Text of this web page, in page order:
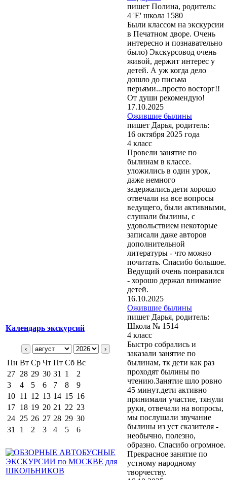
Календарь экскурсий
‹ ›
Пн Вт Ср Чт Пт Сб Вс
27 28 29 30 31 1
2
3
4 5 6 7 8
9
10 11 12 13 14 15 16
17 18 19 20 21 22 23
24 25 26 27 28 29 30
31
1 2 3 4 5 6
пишет Полина, родитель:
4 'Е' школа 1580
Были классом на экскурсии
в Печатном дворе. Очень
интересно и познавательно
было) Экскурсовод очень
живой, держит интерес у
детей. А уж когда дело
дошло до письма
перьями...просто восторг!!
От души рекомендую!
17.10.2025
Ожившие былины
пишет Дарья, родитель:
16 октября 2025 года
4 класс
Провели занятие по
былинам в классе.
уложились в один урок,
даже немного
задержались.дети хорошо
отвечали на все вопросы
ведущего, были активными,
слушали былины, с
удовольствием некоторые
записали даже авторов
дополнительной
литературы - что можно
почитать. Спасибо большое.
Ведущий очень понравился
- хорошо держал внимание
детей.
16.10.2025
Ожившие былины
пишет Дарья, родитель:
Школа № 1514
4 класс
Быстро собрались и
заказали занятие по
былинам, тк дети как раз
проходят былины по
чтению.Занятие шло ровно
45 минут.дети активно
принимали участие, тянули
руки, отвечали на вопросы,
мы послушали звучание
былины из уст сказителя -
необычно, полезно,
образно. Спасибо огромное.
Прекрасное занятие по
устному народному
творчеству.